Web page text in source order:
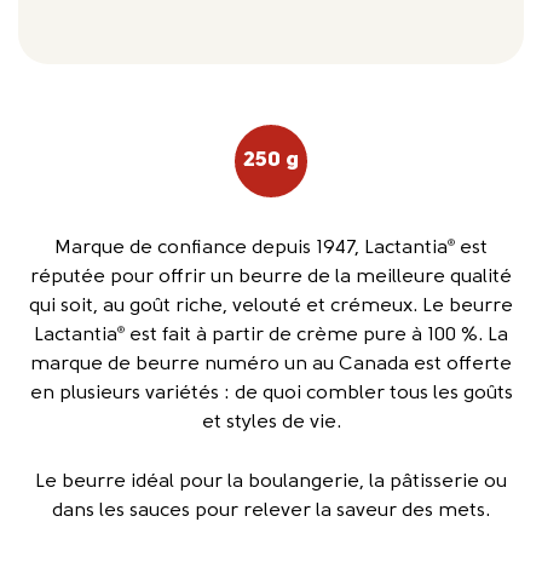
250 g
Marque de confiance depuis 1947, Lactantia®
est
réputée pour offrir un beurre de la meilleure qualité
qui soit, au goût riche, velouté et crémeux. Le beurre
Lactantia®
est fait à partir de crème pure à 100 %. La
marque de beurre numéro un au Canada est offerte
en plusieurs variétés : de quoi combler tous les goûts
et styles de vie.
Le beurre idéal pour la boulangerie, la pâtisserie ou
dans les sauces pour relever la saveur des mets.